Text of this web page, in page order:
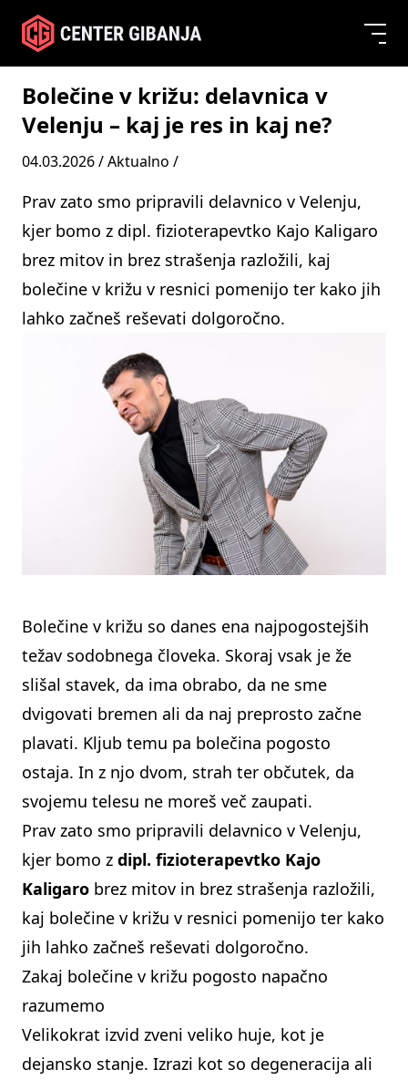
Bolečine v križu: delavnica v
Velenju – kaj je res in kaj ne?
04.03.2026 /Aktualno /
Prav zato smo pripravili delavnico v Velenju,
kjer bomo z dipl. fizioterapevtko Kajo Kaligaro
brez mitov in brez strašenja razložili, kaj
bolečine v križu v resnici pomenijo ter kako jih
lahko začneš reševati dolgoročno.
Bolečine v križu so danes ena najpogostejših
težav sodobnega človeka. Skoraj vsak je že
slišal stavek, da ima obrabo, da ne sme
dvigovati bremen ali da naj preprosto začne
plavati. Kljub temu pa bolečina pogosto
ostaja. In z njo dvom, strah ter občutek, da
svojemu telesu ne moreš več zaupati.
Prav zato smo pripravili delavnico v Velenju,
kjer bomo z dipl. fizioterapevtko Kajo
Kaligaro brez mitov in brez strašenja razložili,
kaj bolečine v križu v resnici pomenijo ter kako
jih lahko začneš reševati dolgoročno.
Zakaj bolečine v križu pogosto napačno
razumemo
Velikokrat izvid zveni veliko huje, kot je
dejansko stanje. Izrazi kot so degeneracija ali